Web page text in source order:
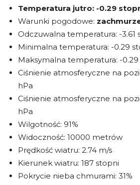
Temperatura jutro: -0.29
Warunki pogodowe:
Odczuwalna temperatura: -3.61
Minimalna temperatura: -0.29
Maksymalna temperatura: -
Ciśnienie atmosferyczne na
hPa
Ciśnienie atmosferyczne na
hPa
Wilgotność: 91%
Widoczność: 10000 metrów
Prędkość wiatru: 2.74 m/s
Kierunek wiatru: 187 stopni
Pokrycie nieba chmurami: 31%